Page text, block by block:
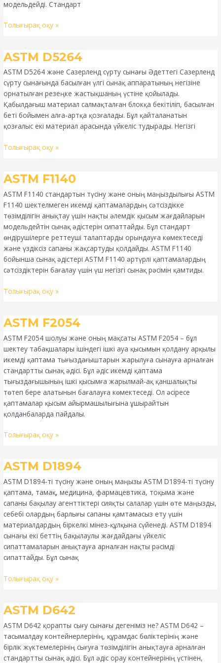
модельдейді. Стандарт
Толығырақ оқу »
ASTM D5264
ASTM D5264 және Сазерленд сүрту сынағы Әдеттегі Сазерленд
сүрту сынағында басылған үлгі сынақ аппаратының негізіне
орнатылған резеңке жастықшаның үстіне қойылады.
Қабылдағыш материал салмақталған блокқа бекітіліп, басылған
беті бойымен алға-артқа қозғалады. Бұл қайталанатын
қозғалыс екі материал арасында үйкеліс тудырады. Негізгі
ASTM
Толығырақ оқу »
ASTM F1140
ASTM F1140 стандартын түсіну және оның маңыздылығы ASTM
F1140 шектелмеген икемді қаптамалардың сәтсіздікке
төзімділігін анықтау үшін нақты әлемдік қысым жағдайларын
модельдейтін сынақ әдістерін сипаттайды. Бұл стандарт
өндірушілерге реттеуші талаптарды орындауға көмектеседі
және үздіксіз сапаны жақсартуды қолдайды. ASTM F1140
бойынша сынақ әдістері ASTM F1140 әртүрлі қаптамалардың
сәтсіздіктерін бағалау үшін үш негізгі сынақ рәсімін қамтиды.
ASTM
Толығырақ оқу »
ASTM F2054
ASTM F2054 шолуы және оның мақсаты ASTM F2054 – бұл
шектеу табақшалары ішіндегі ішкі ауа қысымын қолдану арқылы
икемді қаптама тығыздағыштарын жарылуға сынауға арналған
стандартты сынақ әдісі. Бұл әдіс икемді қаптама
тығыздағышының ішкі қысымға жарылмай-ақ қаншалықты
төтеп бере алатынын бағалауға көмектеседі. Ол әсіресе
қаптамалар қысым айырмашылығына ұшырайтын
қолданбаларда пайдалы.
ASTM
Толығырақ оқу »
ASTM D1894
ASTM D1894-ті түсіну және оның маңызы ASTM D1894-ті түсіну
қаптама, тамақ, медицина, фармацевтика, тоқыма және
сапаны бақылау агенттіктері сияқты салалар үшін өте маңызды,
себебі олардың барлығы сапаны қамтамасыз ету үшін
материалдардың біркелкі мінез-құлқына сүйенеді. ASTM D1894
сынағы екі беттің бақылаулы жағдайдағы үйкеліс
сипаттамаларын анықтауға арналған нақты рәсімді
сипаттайды. Бұл сынақ
ASTM
Толығырақ оқу »
ASTM D642
ASTM D642 қорапты сығу сынағы дегеніміз не? ASTM D642 –
тасымалдау контейнерлерінің, құрамдас бөліктерінің және
бірлік жүктемелерінің сығуға төзімділігін анықтауға арналған
стандартты сынақ әдісі. Бұл әдіс орау контейнерінің үстінен,
ASTM